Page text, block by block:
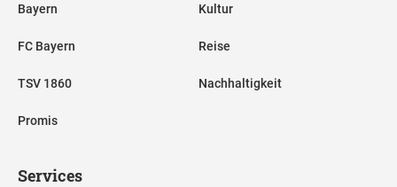
Bayern
FC Bayern
TSV 1860
Promis
Kultur
Reise
Nachhaltigkeit
Services